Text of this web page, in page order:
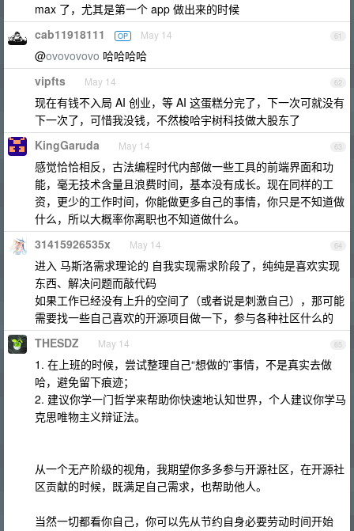
max 了，尤其是第一个 app 做出来的时候
61
cab11918111 OP May 14
@ovovovovo 哈哈哈哈
62
vipfts May 14
现在有钱不入局 AI 创业，等 AI 这蛋糕分完了，下一次可就没有
下一次了，可惜我没钱，不然梭哈宇树科技做大股东了
63
KingGaruda May 14
感觉恰恰相反，古法编程时代内部做一些工具的前端界面和功
能，毫无技术含量且浪费时间，基本没有成长。现在同样的工
资，更少的工作时间，你能做更多自己的事情，你只是不知道做
什么，所以大概率你离职也不知道做什么。
64
31415926535x May 14
进入 马斯洛需求理论的 自我实现需求阶段了，纯纯是喜欢实现
东西、解决问题而敲代码
如果工作已经没有上升的空间了（或者说是刺激自己），那可能
需要找一些自己喜欢的开源项目做一下，参与各种社区什么的
65
THESDZ May 14
1. 在上班的时候，尝试整理自己“想做的”事情，不是真实去做
哈，避免留下痕迹；
2. 建议你学一门哲学来帮助你快速地认知世界，个人建议你学马
克思唯物主义辩证法。
从一个无产阶级的视角，我期望你多多参与开源社区，在开源社
区贡献的时候，既满足自己需求，也帮助他人。
当然一切都看你自己，你可以先从节约自身必要劳动时间开始